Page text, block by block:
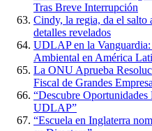
Tras Breve Interrupción
Cindy, la regia, da el
detalles revelados
UDLAP en la
Ambiental en América
La ONU Aprueba
Fiscal de Grandes
“Descubre
UDLAP”
“Escuela en Inglaterra